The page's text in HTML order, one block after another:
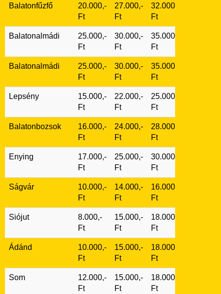
Balatonfűzfő
20.000,-
Ft
27.000,-
Ft
32.000,-
Ft
Balatonalmádi
25.000,-
Ft
30.000,-
Ft
35.000,-
Ft
Balatonalmádi
25.000,-
Ft
30.000,-
Ft
35.000,-
Ft
Lepsény
15.000,-
Ft
22.000,-
Ft
25.000,-
Ft
Balatonbozsok
16.000,-
Ft
24.000,-
Ft
28.000,-
Ft
Enying
17.000,-
Ft
25.000,-
Ft
30.000,-
Ft
Ságvár
10.000,-
Ft
14.000,-
Ft
16.000,-
Ft
Siójut
8.000,-
Ft
15.000,-
Ft
18.000,-
Ft
Ádánd
10.000,-
Ft
15.000,-
Ft
18.000,-
Ft
Som
12.000,-
Ft
15.000,-
Ft
18.000,-
Ft